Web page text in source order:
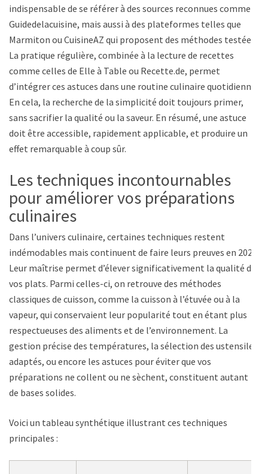
indispensable de se référer à des sources reconnues comme
Guidedelacuisine, mais aussi à des plateformes telles que
Marmiton ou CuisineAZ qui proposent des méthodes testées.
La pratique régulière, combinée à la lecture de recettes
comme celles de Elle à Table ou Recette.de, permet
d’intégrer ces astuces dans une routine culinaire quotidienne.
En cela, la recherche de la simplicité doit toujours primer,
sans sacrifier la qualité ou la saveur. En résumé, une astuce
doit être accessible, rapidement applicable, et produire un
effet remarquable à coup sûr.
Les techniques incontournables
pour améliorer vos préparations
culinaires
Dans l’univers culinaire, certaines techniques restent
indémodables mais continuent de faire leurs preuves en 2025.
Leur maîtrise permet d’élever significativement la qualité de
vos plats. Parmi celles-ci, on retrouve des méthodes
classiques de cuisson, comme la cuisson à l’étuvée ou à la
vapeur, qui conservaient leur popularité tout en étant plus
respectueuses des aliments et de l’environnement. La
gestion précise des températures, la sélection des ustensiles
adaptés, ou encore les astuces pour éviter que vos
préparations ne collent ou ne sèchent, constituent autant
de bases solides.
Voici un tableau synthétique illustrant ces techniques
principales :